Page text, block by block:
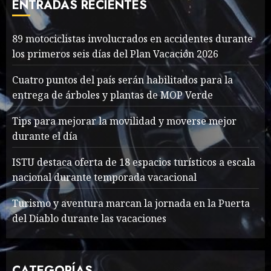
7
MAYO 14, 2024 1004
1
89 motociclistas
involucrados en
accidentes durante los
primeros seis días del Plan
Vacación 2026
AGOSTO 7, 2026 42
2
Searching for the
forgotten heroes of World
War Two
MAYO 14, 2024 861
ENTRADAS RECIENTES
89 motociclistas involucrados en accidentes durante
los primeros seis días del Plan Vacación 2026
Cuatro puntos del país serán habilitados para la
entrega de árboles y plantas de MOP Verde
Tips para mejorar la movilidad y moverse mejor
durante el día
ISTU destaca oferta de 18 espacios turísticos a escala
nacional durante temporada vacacional
Turismo y aventura marcan la jornada en la Puerta
del Diablo durante las vacaciones